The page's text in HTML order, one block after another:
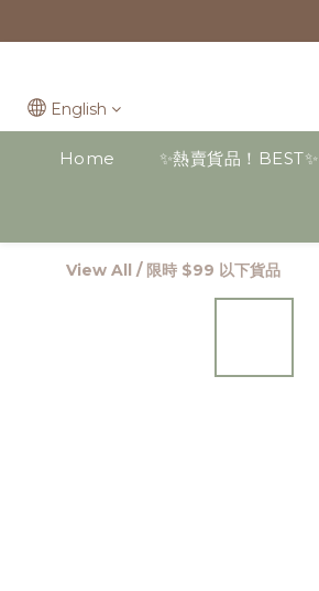
English
Home ✨熱賣貨品！BEST✨
View All / 限時 $99 以下貨品